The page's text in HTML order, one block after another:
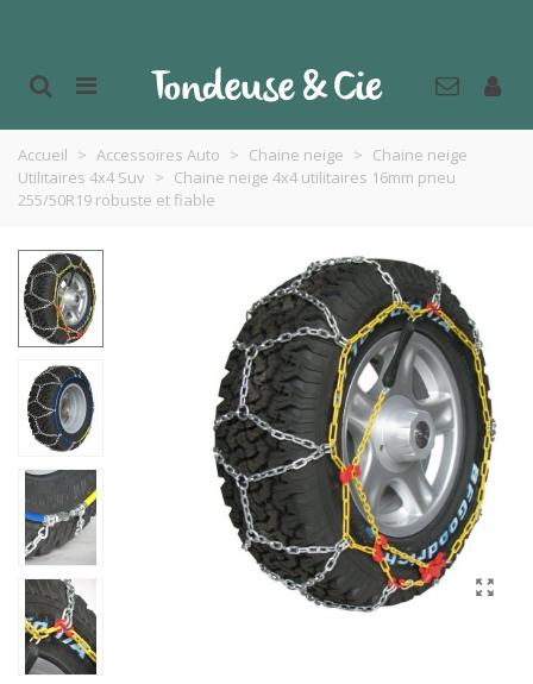
Accueil > Accessoires Auto > Chaine neige > Chaine neige
Utilitaires 4x4 Suv > Chaine neige 4x4 utilitaires 16mm pneu
255/50R19 robuste et fiable